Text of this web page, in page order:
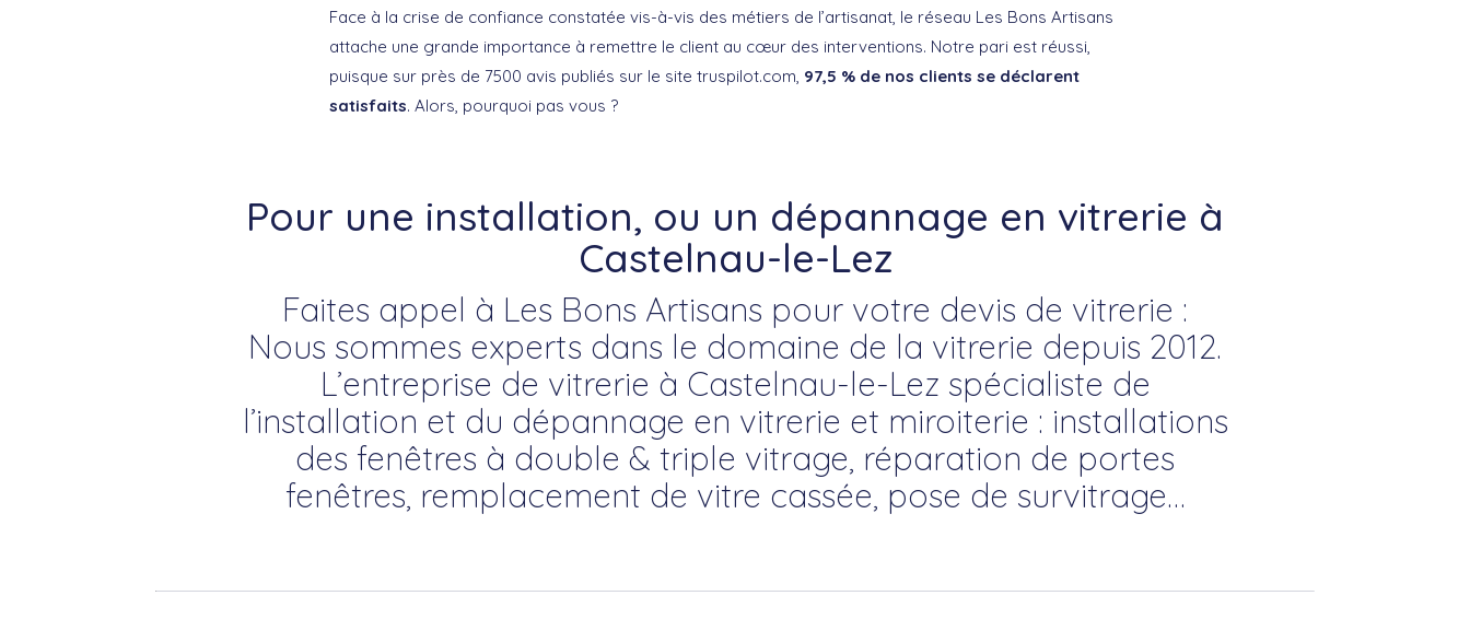
Face à la crise de confiance constatée vis-à-vis des métiers de l’artisanat, le réseau Les Bons Artisans
attache une grande importance à remettre le client au cœur des interventions. Notre pari est réussi,
puisque sur près de 7500 avis publiés sur le site truspilot.com, 97,5 % de nos clients se déclarent
satisfaits. Alors, pourquoi pas vous ?
Pour une installation, ou un dépannage en vitrerie à
Castelnau-le-Lez
Faites appel à Les Bons Artisans pour votre devis de vitrerie :
Nous sommes experts dans le domaine de la vitrerie depuis 2012.
L’entreprise de vitrerie à Castelnau-le-Lez spécialiste de
l’installation et du dépannage en vitrerie et miroiterie : installations
des fenêtres à double & triple vitrage, réparation de portes
fenêtres, remplacement de vitre cassée, pose de survitrage…